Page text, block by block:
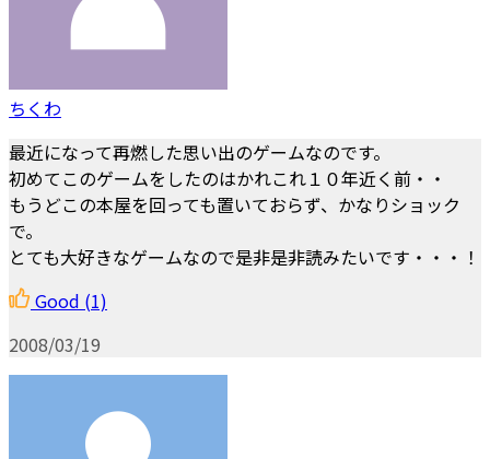
ちくわ
最近になって再燃した思い出のゲームなのです。
初めてこのゲームをしたのはかれこれ１０年近く前・・
もうどこの本屋を回っても置いておらず、かなりショック
で。
とても大好きなゲームなので是非是非読みたいです・・・！
Good (1)
2008/03/19